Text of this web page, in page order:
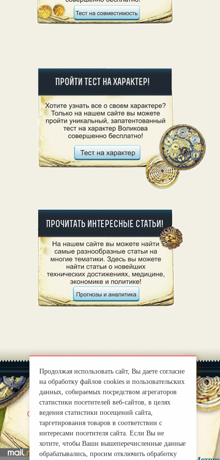
О нас |
mirprognoz@mail.ru
Продолжая использовать сайт, Вы даете согласие
на обработку файлов cookies и пользовательских
данных, собираемых посредством агрегаторов
статистики посетителей веб-сайтов, в целях
ведения статистики посещений сайта,
таргетирования товаров в соответствии с
интересами посетителя сайта. Если Вы не
хотите, чтобы Ваши вышеперечисленные данные
обрабатывались, просим отключить обработку